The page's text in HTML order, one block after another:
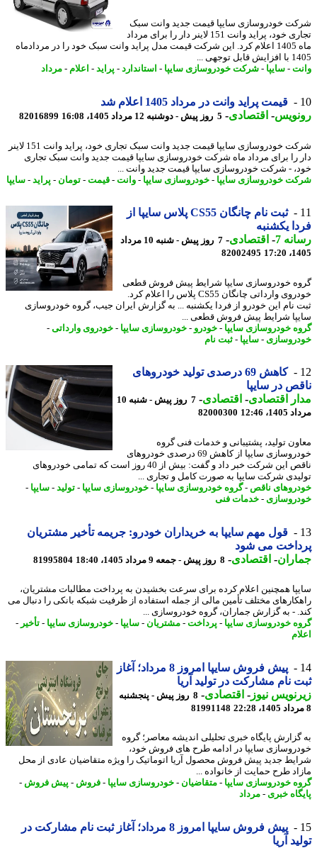
خودروسازی سایپا قیمت جدید وانت سبک
تجاری خود، پراید وانت 151 لاینر دار را برای مرداد
ماه 1405 اعلام کرد. این شرکت قیمت مدل پراید وانت سبک خود را در مردادماه
توجهی ...
-سایپا-شرکت خودروسازی سایپا-استاندارد- پراید- اعلام -مرداد
قیمت پراید وانت در مرداد 1405 اعلام شد
-اقتصادی-5 روز پیش - دوشنبه 12 مرداد 1405، 16:08 82016899
شرکت خودروسازی سایپا قیمت جدید وانت سبک تجاری خود، پراید وانت 151 لاینر
را برای مرداد ماه شرکت خودروسازی سایپا قیمت جدید وانت سبک تجاری
- شرکت خودروسازی سایپا قیمت جدید وانت ...
خودروسازی سایپا-خودروسازی سایپا-وانت-قیمت-تومان-پراید- سایپا
ثبت نام چانگان CS55 پلاس سایپا از
یکشنبه
7
-اقتصادی-
7 روز پیش - شنبه 10 مرداد
82002495
خودروسازی سایپا شرایط پیش فروش قطعی
خودروی وارداتی چانگان CS55 پلاس را اعلام کرد.
نام این خودرو از فردا یکشنبه ... به گزارش ایران جیب، گروه خودروسازی
شرایط پیش فروش قطعی ...
خودروسازی سایپا-خودرو-خودروسازی سایپا-خودروی وارداتی-
- سایپا-ثبت نام
کاهش 69 درصدی تولید خودروهای
در سایپا
اقتصادی-اقتصادی-
7 روز پیش - شنبه 10
12:46
82000300
تولید، پشتیبانی و خدمات فنی گروه
خودروسازی سایپا از کاهش 69 درصدی خودروهای
ناقص این شرکت خبر داد و گفت: بیش از 40 روز است که تمامی خودروهای
شرکت سایپا به صورت کامل و تجاری ...
ناقص-گروه خودروسازی سایپا-خودروسازی سایپا-تولید-سایپا-
- خدمات فنی
قول مهم سایپا به خریداران خودرو: جریمه تأخیر مشتریان
می شود
- اقتصادی-8 روز پیش - جمعه 9 مرداد 1405، 18:40 81995804
همچنین اعلام کرده برای سرعت بخشیدن به پرداخت مطالبات مشتریان،
مختلف تأمین مالی از جمله استفاده از ظرفیت شبکه بانکی را دنبال می
- به گزارش جماران، گروه خودروسازی ...
خودروسازی سایپا-پرداخت -مشتریان-سایپا-خودروسازی سایپا-تأخیر-
پیش فروش سایپا امروز 8 مرداد؛ آغاز
نام مشارکت در تولید آریا
نیوز-اقتصادی- 8 روز پیش - پنجشنبه
81991148
پایگاه خبری تحلیلی اندیشه معاصر؛ گروه
سایپا در ادامه طرح های فروش خود،
جدید پیش فروش محصول آریا اتوماتیک را ویژه متقاضیان عادی از محل
طرح حمایت از خانواده ...
خودروسازی سایپا-متقاضیان-خودروسازی سایپا-فروش -پیش فروش -
خبری- مرداد
پیش فروش سایپا امروز 8 مرداد؛ آغاز ثبت نام مشارکت در
آریا